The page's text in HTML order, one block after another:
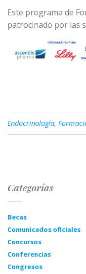
Este programa de
patrocinado por las
Endocrinología,
Categorías
Becas
Comunicados oficiales
Concursos
Conferencias
Congresos